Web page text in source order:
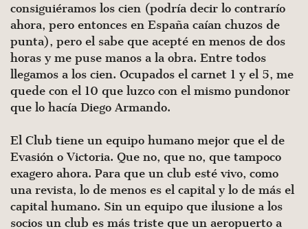
consiguiéramos los cien (podría decir lo contrarío
ahora, pero entonces en España caían chuzos de
punta), pero el sabe que acepté en menos de dos
horas y me puse manos a la obra. Entre todos
llegamos a los cien. Ocupados el carnet 1 y el 5, me
quede con el 10 que luzco con el mismo pundonor
que lo hacía Diego Armando.
El Club tiene un equipo humano mejor que el de
Evasión o Victoria. Que no, que no, que tampoco
exagero ahora. Para que un club esté vivo, como
una revista, lo de menos es el capital y lo de más el
capital humano. Sin un equipo que ilusione a los
socios un club es más triste que un aeropuerto a